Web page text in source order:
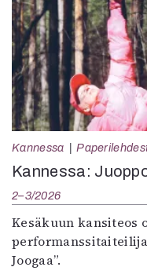
Kannessa
Kannessa:
2–3/2026
Kesäkuun kansiteos
performanssitaiteilija
Joogaa”.